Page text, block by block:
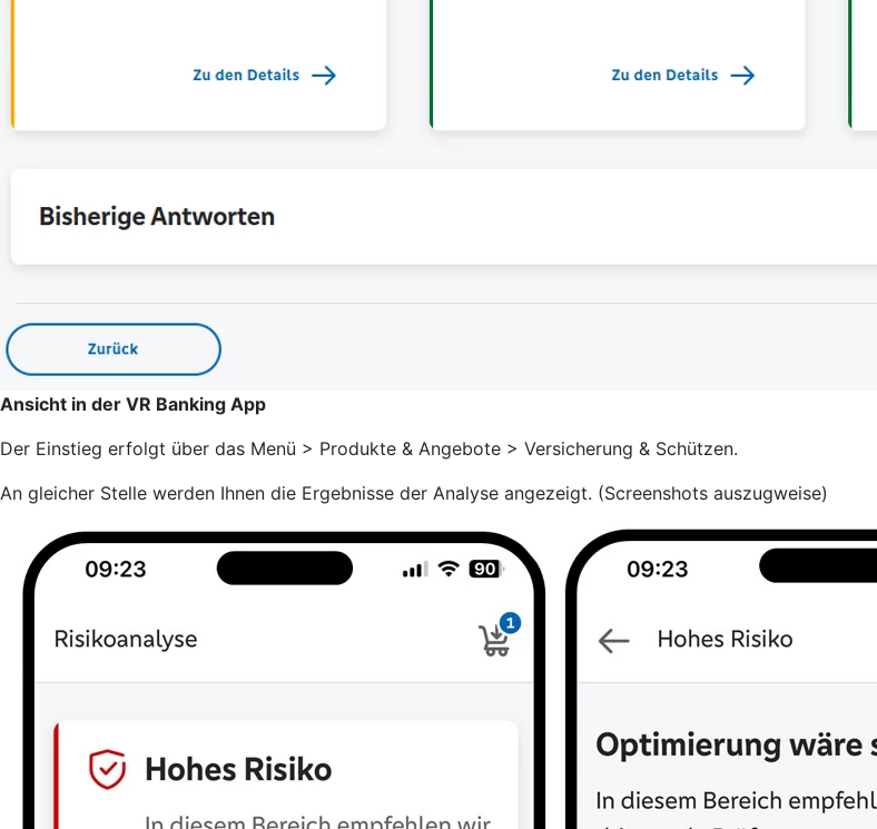
Ansicht in der VR Banking App
Der Einstieg erfolgt über das Menü > Produkte & Angebote > Versicherung & Schützen.
An gleicher Stelle werden Ihnen die Ergebnisse der Analyse angezeigt. (Screenshots auszugweise)